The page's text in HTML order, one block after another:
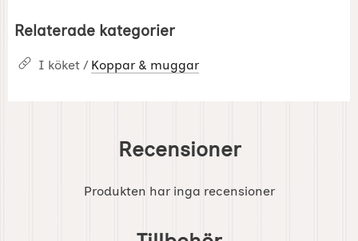
Relaterade kategorier
I köket / Koppar & muggar
Recensioner
Produkten har inga recensioner